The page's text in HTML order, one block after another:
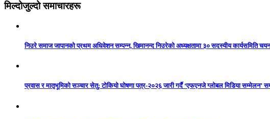
मिल्दोजुल्दो समाचारहरू
निउरे समाज जापानको प्रथम अधिवेशन सम्पन्न, खिमानन्द निउरेको अध्यक्षतामा ३० सदस्यीय कार्यसमिति चयन
प्रवास र मातृभूमिको सञ्चार सेतु: टोकियो घोषणा पत्र-२०२६ जारी गर्दै ‘एफएनजे ग्लोबल मिडिया सम्मेलन’